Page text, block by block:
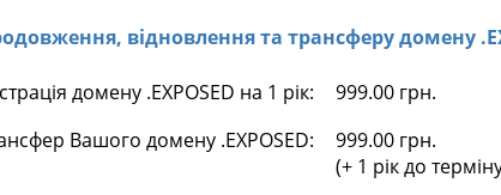
відновлення та трансферу домену
домену .EXPOSED на 1 рік:
999.00 грн.
Вашого домену .EXPOSED:
999.00 грн.
(+ 1 рік до